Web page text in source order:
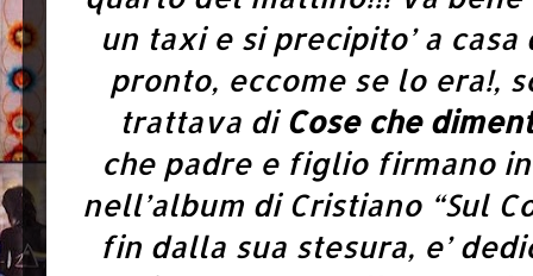
un taxi e si precipito’ a
pronto, eccome se lo era!,
trattava di Cose che
che padre e figliofirmano
nell’album di Cristiano “Sul
fin dalla sua stesura, e’